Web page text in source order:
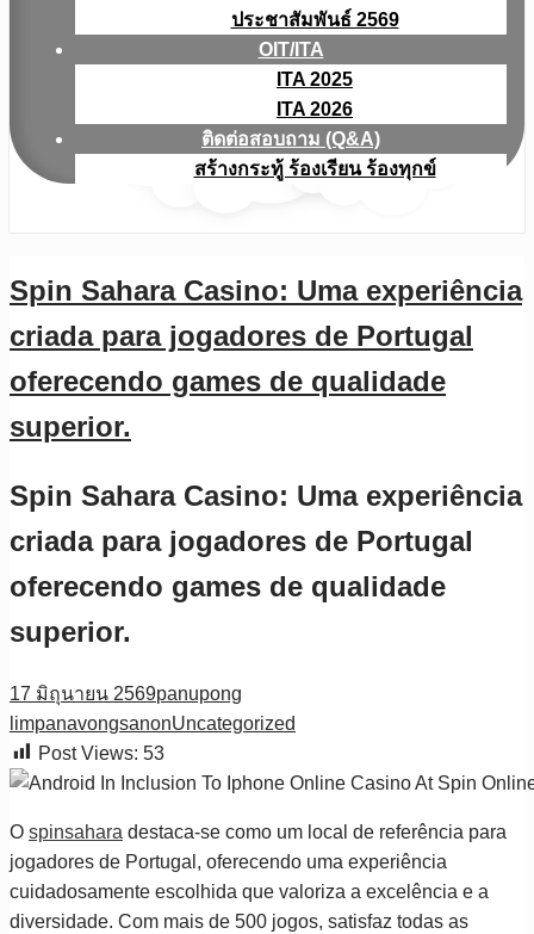
ประชาสัมพันธ์ 2569
OIT/ITA
ITA 2025
ITA 2026
ติดต่อสอบถาม (Q&A)
สร้างกระทู้ ร้องเรียน ร้องทุกข์
Spin Sahara Casino: Uma experiência
criada para jogadores de Portugal
oferecendo games de qualidade
superior.
Spin Sahara Casino: Uma experiência
criada para jogadores de Portugal
oferecendo games de qualidade
superior.
17 มิถุนายน 2569panupong
limpanavongsanonUncategorized
Post Views: 53
O spinsahara destaca-se como um local de referência para
jogadores de Portugal, oferecendo uma experiência
cuidadosamente escolhida que valoriza a excelência e a
diversidade. Com mais de 500 jogos, satisfaz todas as